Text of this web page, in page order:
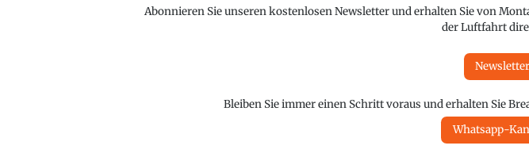
Abonnieren Sie unseren kostenlosen Newsletter und erhalten Sie von
der Luftfahrt
Bleiben Sie immer einen Schritt voraus und erhalten Sie
Whatsapp-